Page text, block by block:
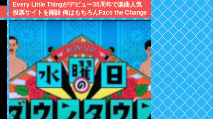
Every Little Thingがデビュー30周年で楽曲人気
投票サイトを開設 俺はもちろんFace the Change
に入れてきたぞ